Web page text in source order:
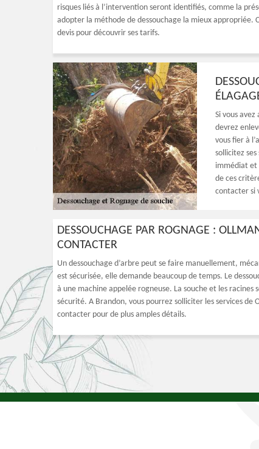
risques liés à l’intervention seront identifiés, comme la
adopter la méthode de dessouchage la mieux appropriée.
devis pour découvrir ses tarifs.
Si vous
devrez
vous fier à
sollicitez
immédiat et
de ces
contacter si
DESSOUCHAGE PAR ROGNAGE :
CONTACTER
Un dessouchage d’arbre peut se faire manuellement,
est sécurisée, elle demande beaucoup de temps. Le
à une machine appelée rogneuse. La souche et les
sécurité. A Brandon, vous pourrez solliciter les services de
contacter pour de plus amples détails.